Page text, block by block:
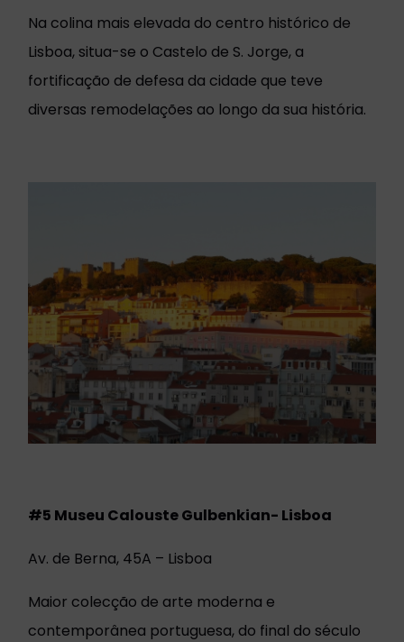
Na colina mais elevada do centro histórico de
Lisboa, situa-se o Castelo de S. Jorge, a
fortificação de defesa da cidade que teve
diversas remodelações ao longo da sua história.
#5 Museu Calouste Gulbenkian- Lisboa
Av. de Berna, 45A – Lisboa
Maior colecção de arte moderna e
contemporânea portuguesa, do final do século